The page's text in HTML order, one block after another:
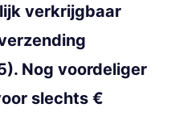
verkrijgbaar
Nog voordeliger
slechts €